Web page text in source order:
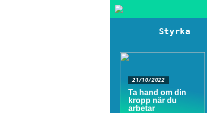
Styrka
21/10/2022
Ta hand om din
kropp när du
arbetar